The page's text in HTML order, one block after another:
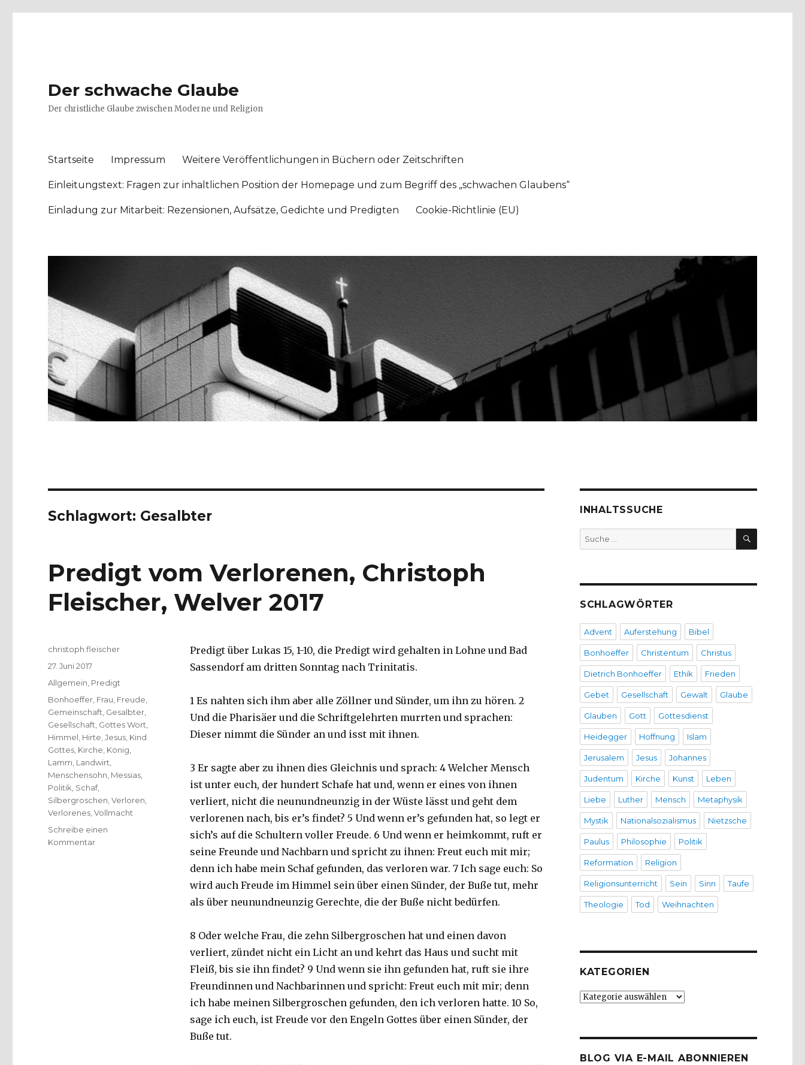
Der schwache Glaube
Der christliche Glaube zwischen Moderne und Religion
Startseite Impressum Weitere Veröffentlichungen in Büchern oder Zeitschriften
Einleitungstext: Fragen zur inhaltlichen Position der Homepage und zum Begriff des „schwachen Glaubens“
Einladung zur Mitarbeit: Rezensionen, Aufsätze, Gedichte und Predigten Cookie-Richtlinie (EU)
Schlagwort: Gesalbter
Predigt vom Verlorenen, Christoph
Fleischer, Welver 2017
Predigt über Lukas 15, 1-10, die Predigt wird gehalten in Lohne und Bad
Sassendorf am dritten Sonntag nach Trinitatis.
1 Es nahten sich ihm aber alle Zöllner und Sünder, um ihn zu hören. 2
Und die Pharisäer und die Schriftgelehrten murrten und sprachen:
Dieser nimmt die Sünder an und isst mit ihnen.
3 Er sagte aber zu ihnen dies Gleichnis und sprach: 4 Welcher Mensch
ist unter euch, der hundert Schafe hat und, wenn er eines von ihnen
verliert, nicht die neunundneunzig in der Wüste lässt und geht dem
verlorenen nach, bis er’s findet? 5 Und wenn er’s gefunden hat, so legt er
sich’s auf die Schultern voller Freude. 6 Und wenn er heimkommt, ruft er
seine Freunde und Nachbarn und spricht zu ihnen: Freut euch mit mir;
denn ich habe mein Schaf gefunden, das verloren war. 7 Ich sage euch: So
wird auch Freude im Himmel sein über einen Sünder, der Buße tut, mehr
als über neunundneunzig Gerechte, die der Buße nicht bedürfen.
8 Oder welche Frau, die zehn Silbergroschen hat und einen davon
verliert, zündet nicht ein Licht an und kehrt das Haus und sucht mit
Fleiß, bis sie ihn findet? 9 Und wenn sie ihn gefunden hat, ruft sie ihre
Freundinnen und Nachbarinnen und spricht: Freut euch mit mir; denn
ich habe meinen Silbergroschen gefunden, den ich verloren hatte. 10 So,
sage ich euch, ist Freude vor den Engeln Gottes über einen Sünder, der
Buße tut.
Autor
christoph.fleischer
Veröffentlicht
am
27. Juni 2017
Kategorien
Allgemein Predigt
Schlagwörter
Bonhoeffer Frau Freude
Gemeinschaft Gesalbter
Gesellschaft Gottes Wort
Himmel Hirte ,Jesus Kind
Gottes Kirche König
Lamm Landwirt
Menschensohn Messias
Politik Schaf,
Silbergroschen ,Verloren
Verlorenes ,Vollmacht
Schreibe einen
Kommentarzu
INHALTSSUCHE
Suche
nach:
SUCHEN
SCHLAGWÖRTER
Advent Auferstehung Bibel
Bonhoeffer Christentum Christus
Dietrich Bonhoeffer Ethik Frieden
Gebet Gesellschaft Gewalt Glaube
Glauben Gott Gottesdienst
Heidegger Hoffnung Islam
Jerusalem Jesus Johannes
Judentum Kirche Kunst Leben
Liebe Luther Mensch Metaphysik
Mystik Nationalsozialismus Nietzsche
Paulus Philosophie Politik
Reformation Religion
Religionsunterricht Sein Sinn Taufe
Theologie Tod Weihnachten
KATEGORIEN
Kategorien
BLOG VIA E-MAIL ABONNIEREN